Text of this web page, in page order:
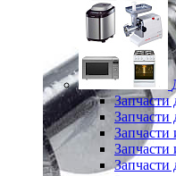
Запчасти
Запчасти
Запчасти
Запчасти